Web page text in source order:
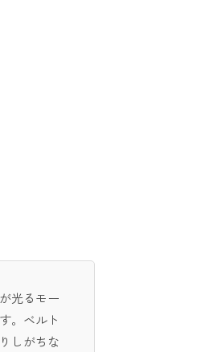
光るモー
。ベルト
しがちな